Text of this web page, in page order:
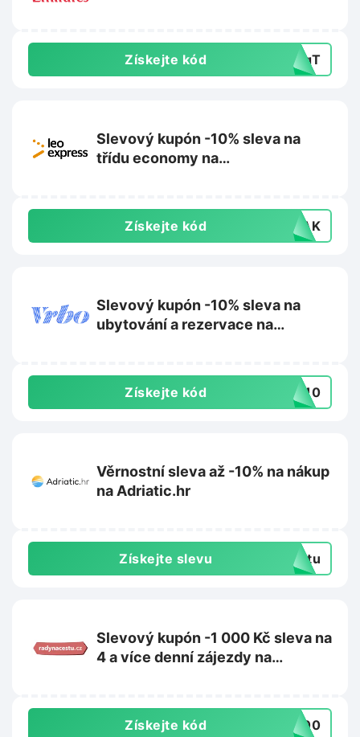
Získejte kód MRqT
Slevový kupón -10% sleva na
třídu economy na
Získejte kód VLAK
Slevový kupón -10% sleva na
ubytování a rezervace na
Získejte kód ET10
Věrnostní sleva až -10% na nákup
na Adriatic.hr
Získejte slevu extu
Slevový kupón -1 000 Kč sleva na
4 a více denní zájezdy na
Získejte kód 1000